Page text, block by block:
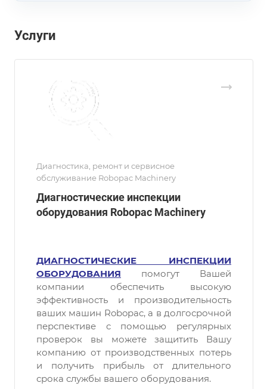
Услуги
Диагностика, ремонт и сервисное
обслуживание Robopac Machinery
Диагностические инспекции
оборудования Robopac Machinery
ДИАГНОСТИЧЕСКИЕ ИНСПЕКЦИИ
ОБОРУДОВАНИЯ помогут Вашей
компании обеспечить высокую
эффективность и производительность
ваших машин Robopac, а в долгосрочной
перспективе с помощью регулярных
проверок вы можете защитить Вашу
компанию от производственных потерь
и получить прибыль от длительного
срока службы вашего оборудования.